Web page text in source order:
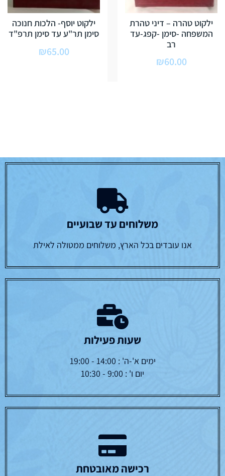
ילקוט טהרה – דיני טהרת
המשפחה -סימן -קפג-עד
רב
₪60.00
ילקוט יוסף- הלכות חנוכה
סימן תר"ע עד סימן תרפ"ד
₪65.00
משלוחים עד שבועיים
אנו עובדים בכל הארץ, משלוחים ממטולה לאילת
שעות פעילות
ימים א'-ה' : 14:00 - 19:00
יום ו' : 9:00 - 10:30
רכישה מאובטחת